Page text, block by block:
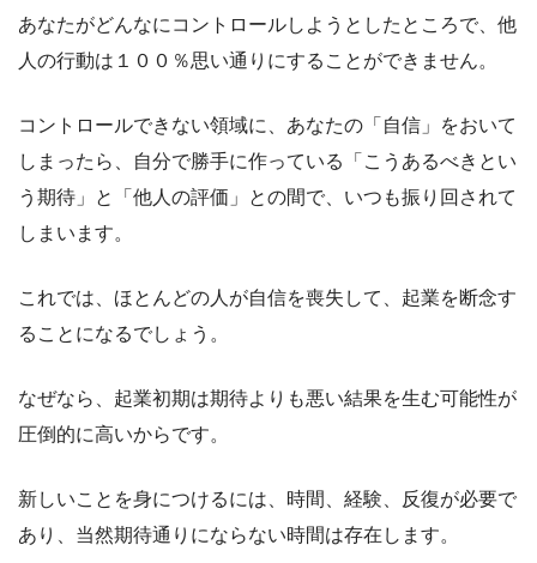
あなたがどんなにコントロールしようとしたところで、他
人の行動は１００％思い通りにすることができません。
コントロールできない領域に、あなたの「自信」をおいて
しまったら、自分で勝手に作っている「こうあるべきとい
う期待」と「他人の評価」との間で、いつも振り回されて
しまいます。
これでは、ほとんどの人が自信を喪失して、起業を断念す
ることになるでしょう。
なぜなら、起業初期は期待よりも悪い結果を生む可能性が
圧倒的に高いからです。
新しいことを身につけるには、時間、経験、反復が必要で
あり、当然期待通りにならない時間は存在します。